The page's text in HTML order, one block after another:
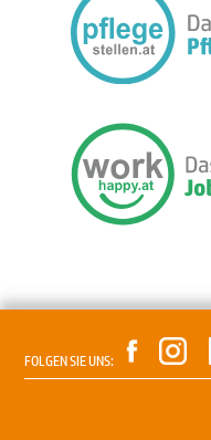
FOLGEN SIE UNS: